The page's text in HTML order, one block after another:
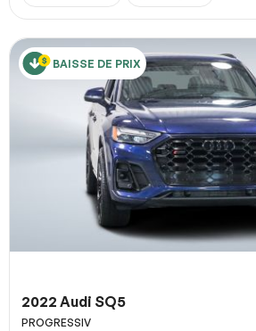
BAISSE DE PRIX
2022 Audi SQ5
PROGRESSIV